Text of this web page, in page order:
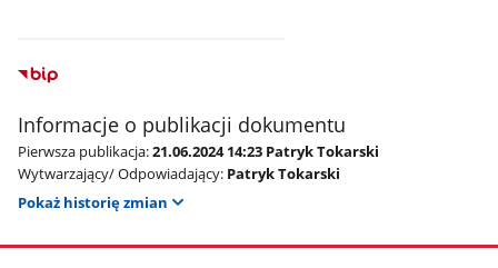
Informacje o publikacji dokumentu
Pierwsza publikacja:21.06.2024 14:23 Patryk Tokarski
Wytwarzający/ Odpowiadający: Patryk Tokarski
Pokaż historię zmian